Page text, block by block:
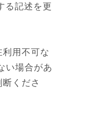
る記述を更
用不可な
い場合があ
くださ